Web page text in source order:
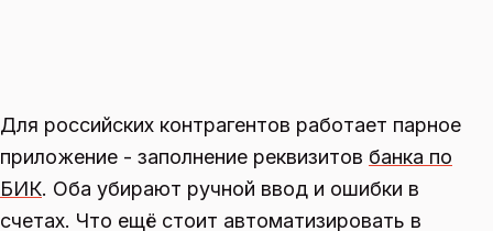
Для российских контрагентов работает парное
приложение - заполнение реквизитов банка по
БИК. Оба убирают ручной ввод и ошибки в
счетах. Что ещё стоит автоматизировать в